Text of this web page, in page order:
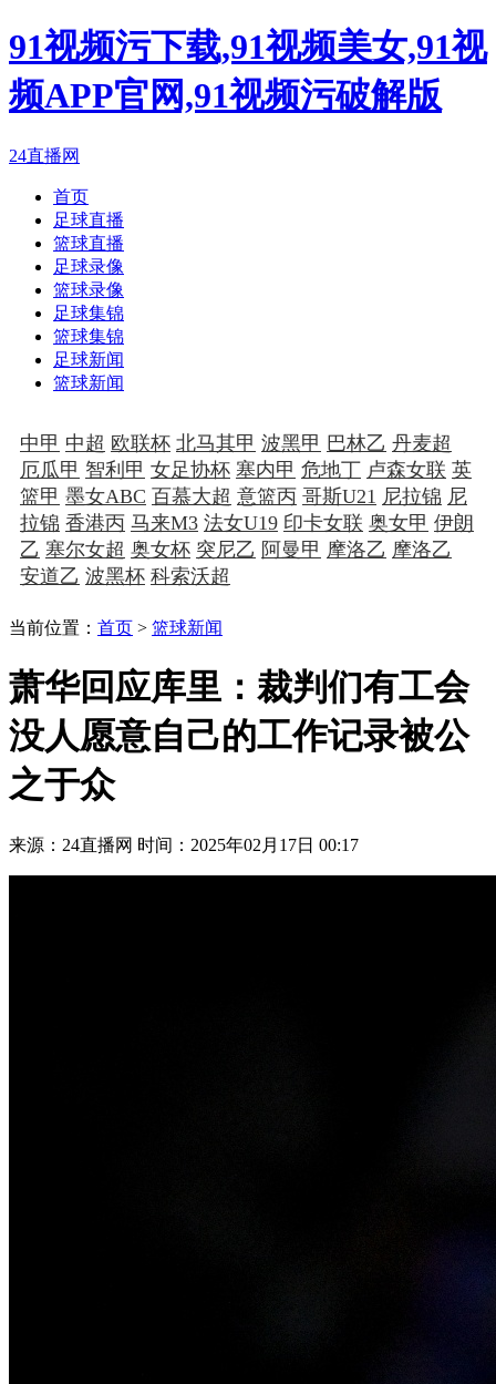
91视频污下载,91视频美女,91视
频APP官网,91视频污破解版
24直播网
首页
足球直播
篮球直播
足球录像
篮球录像
足球集锦
篮球集锦
足球新闻
篮球新闻
中甲 中超 欧联杯 北马其甲 波黑甲 巴林乙 丹麦超
厄瓜甲 智利甲 女足协杯 塞内甲 危地丁 卢森女联 英
篮甲 墨女ABC 百慕大超 意篮丙 哥斯U21 尼拉锦 尼
拉锦 香港丙 马来M3 法女U19 印卡女联 奥女甲 伊朗
乙 塞尔女超 奥女杯 突尼乙 阿曼甲 摩洛乙 摩洛乙
安道乙 波黑杯 科索沃超
当前位置： 首页 > 篮球新闻
萧华回应库里：裁判们有工会
没人愿意自己的工作记录被公
之于众
来源：24直播网 时间：2025年02月17日 00:17